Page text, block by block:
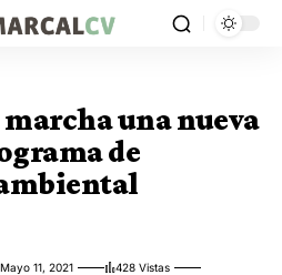
una nueva
de
11, 2021
428 Vistas